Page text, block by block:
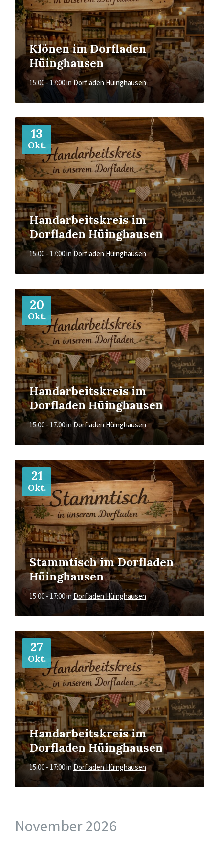
Klönen im Dorfladen
Hüinghausen
15:00 - 17:00inDorfladen Hüinghausen
13
Okt.
Handarbeitskreis im
Dorfladen Hüinghausen
15:00 - 17:00in Dorfladen Hüinghausen
Mehr
20
Okt.
Handarbeitskreis im
Dorfladen Hüinghausen
15:00 - 17:00in Dorfladen Hüinghausen
Mehr
21
Okt.
Stammtisch im Dorfladen
Hüinghausen
15:00 - 17:00inDorfladen Hüinghausen
Mehr
27
Okt.
Handarbeitskreis im
Dorfladen Hüinghausen
15:00 - 17:00in Dorfladen Hüinghausen
Mehr
November 2026